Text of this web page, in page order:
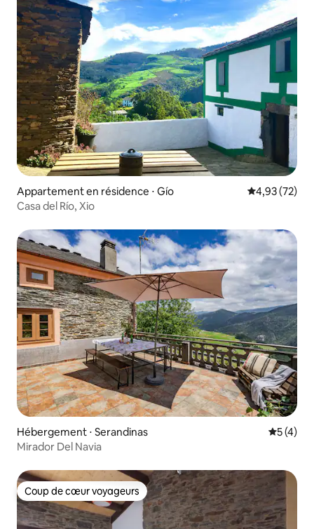
Appartement en résidence ⋅ Gío Évaluation
4,93 (72)
Casa del Río, Xio
Hébergement ⋅ Serandinas
5 (4)
Mirador Del Navia
Coup de cœur voyageurs
Coup de cœur voyageurs